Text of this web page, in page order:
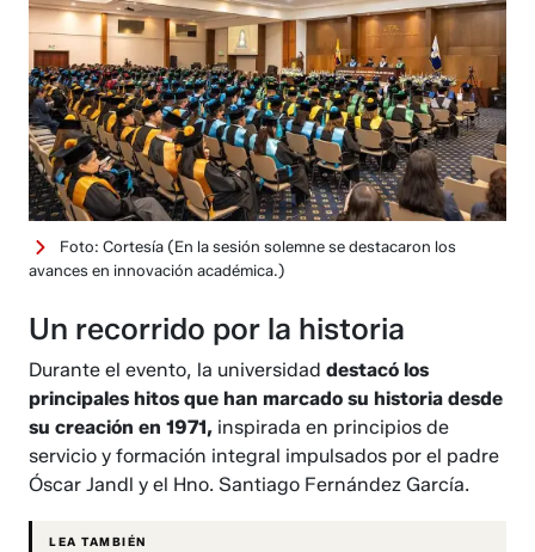
Foto: Cortesía (En la sesión solemne se destacaron los
avances en innovación académica.)
Un recorrido por la historia
Durante el evento, la universidaddestacó los
principales hitos que han marcado su historia desde
su creación en 1971, inspirada en principios de
servicio y formación integral impulsados por el padre
Óscar Jandl y el Hno. Santiago Fernández García.
LEA TAMBIÉN